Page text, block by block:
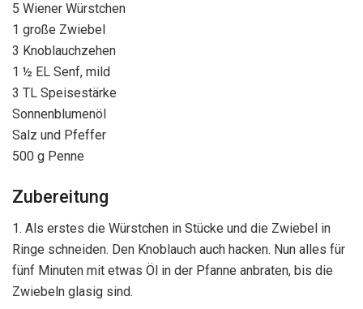
5 Wiener Würstchen
1 große Zwiebel
3 Knoblauchzehen
1 ½ EL Senf, mild
3 TL Speisestärke
Sonnenblumenöl
Salz und Pfeffer
500 g Penne
Zubereitung
1. Als erstes die Würstchen in Stücke und die Zwiebel in
Ringe schneiden. Den Knoblauch auch hacken. Nun alles für
fünf Minuten mit etwas Öl in der Pfanne anbraten, bis die
Zwiebeln glasig sind.